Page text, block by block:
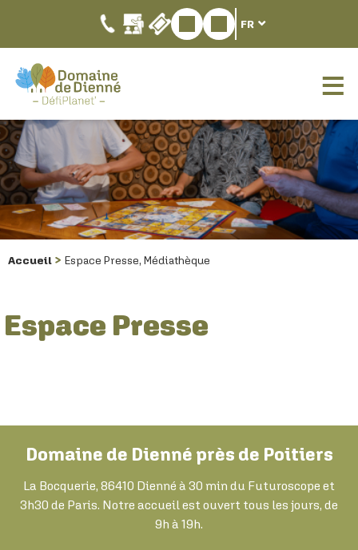
FR
Accueil Espace Presse, Médiathèque
Espace Presse
Domaine de Dienné près de Poitiers
La Bocquerie, 86410 Dienné à 30 min du Futuroscope et
3h30 de Paris. Notre accueil est ouvert tous les jours, de
9h à 19h.